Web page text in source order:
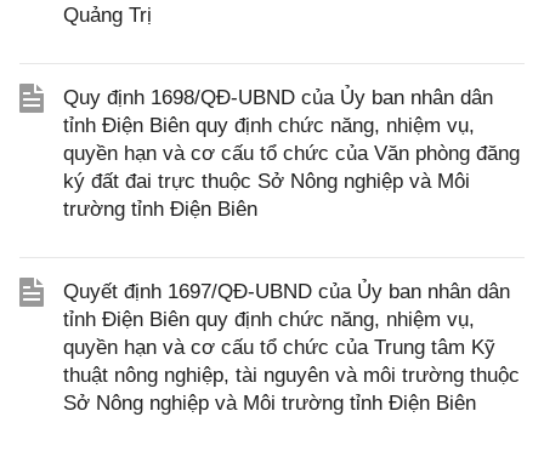
Quảng Trị
Quy định 1698/QĐ-UBND của Ủy ban nhân dân
tỉnh Điện Biên quy định chức năng, nhiệm vụ,
quyền hạn và cơ cấu tổ chức của Văn phòng đăng
ký đất đai trực thuộc Sở Nông nghiệp và Môi
trường tỉnh Điện Biên
Quyết định 1697/QĐ-UBND của Ủy ban nhân dân
tỉnh Điện Biên quy định chức năng, nhiệm vụ,
quyền hạn và cơ cấu tổ chức của Trung tâm Kỹ
thuật nông nghiệp, tài nguyên và môi trường thuộc
Sở Nông nghiệp và Môi trường tỉnh Điện Biên